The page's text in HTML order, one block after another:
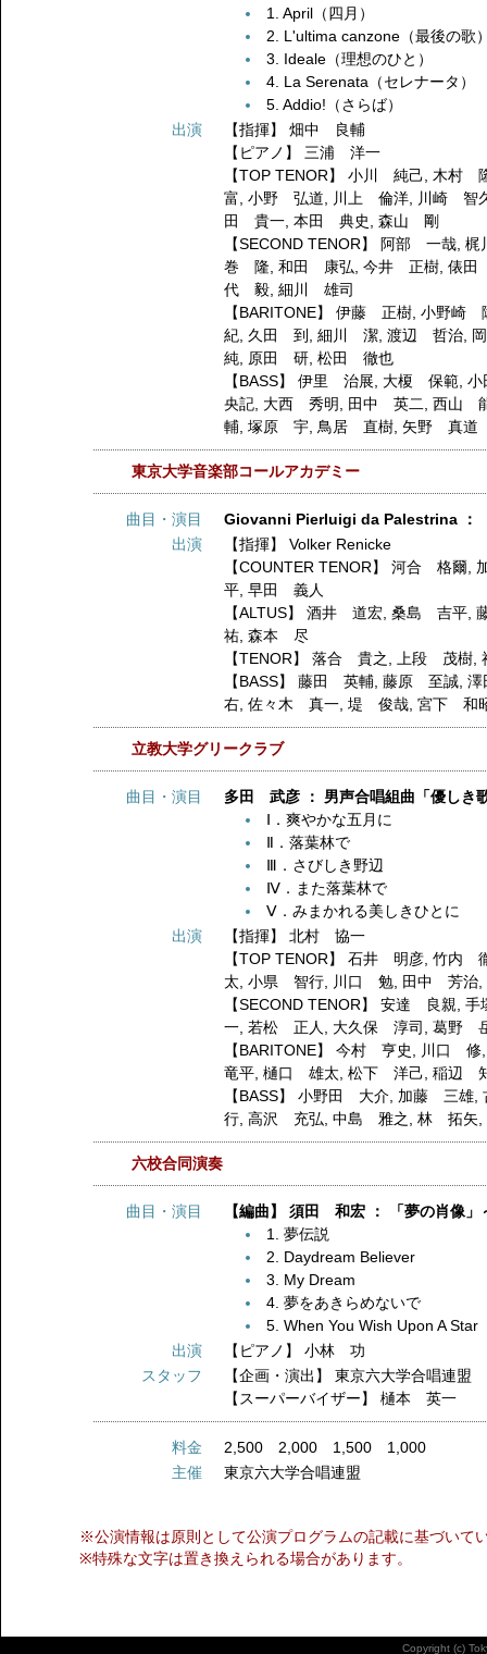
1. April（四月）
2. L'ultima canzone（最後の歌
3. Ideale（理想のひと）
4. La Serenata（セレナータ）
5. Addio!（さらば）
出演
【指揮】畑中 良輔
【ピアノ】 三浦 洋一
【TOP TENOR】小川 純己
木村
富 ,小野 弘道 川上 倫洋
川崎 智
田 貴一 ,本田 典史 ,森山 剛
【SECOND TENOR】
阿部 一哉 ,梶
巻 隆 ,和田 康弘 ,今井 正樹 ,俵
代 毅 ,細川 雄司
【BARITONE】伊藤 正樹 ,小野崎
紀 久田 到 ,細川 潔 ,渡辺 哲治
純
原田 研 ,松田 徹也
【BASS】伊里 治展 大榎 保範 ,
央記 大西 秀明 田中 英二 ,西山
輔 ,塚原 宇 鳥居 直樹 矢野 真道
東京大学音楽部コールアカデミー
曲目・演目
Giovanni Pierluigi da Palestrina ：
出演
【指揮】Volker Renicke
【COUNTER TENOR】河合 格爾
平 ,早田 義人
【ALTUS】酒井 道宏 ,桑島 吉平 ,
祐 ,森本 尽
【TENOR】落合 貴之 上段 茂樹 ,
【BASS】藤田 英輔 ,藤原 至誠 ,
右 ,佐々木 真一 ,堤 俊哉 ,宮下 和
立教大学グリークラブ
曲目・演目
多田 武彦 ： 男声合唱組曲「優しき
Ⅰ．爽やかな五月に
Ⅱ．落葉林で
Ⅲ．さびしき野辺
Ⅳ．また落葉林で
Ⅴ．みまかれる美しきひとに
出演
【指揮】北村 協一
【TOP TENOR】石井 明彦 ,竹内
太 ,小県 智行 川口 勉 田中 芳治
【SECOND TENOR】安達 良親 ,手
一 ,若松 正人 大久保 淳司 ,葛野
【BARITONE】今村 亨史 川口 修
竜平 ,樋口 雄太 ,松下 洋己 ,稲辺
【BASS】小野田 大介 加藤 三雄 ,
行 ,高沢 充弘 ,中島 雅之 ,林 拓矢
六校合同演奏
曲目・演目
【編曲】 須田 和宏 ： 「夢の肖像
1. 夢伝説
2. Daydream Believer
3. My Dream
4. 夢をあきらめないで
5. When You Wish Upon A Star
出演
【ピアノ】小林 功
スタッフ
【企画・演出】東京六大学合唱連盟
【スーパーバイザー】樋本 英一
料金
2,500 2,000 1,500 1,000
主催
東京六大学合唱連盟
※公演情報は原則として公演プログラムの記載に基づいて
※特殊な文字は置き換えられる場合があります。
Copyright (c)